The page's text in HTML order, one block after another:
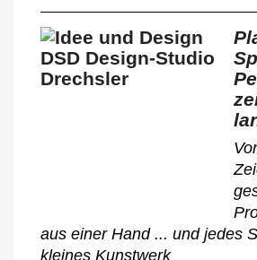
aus einer Hand ... und jedes
kleines Kunstwerk